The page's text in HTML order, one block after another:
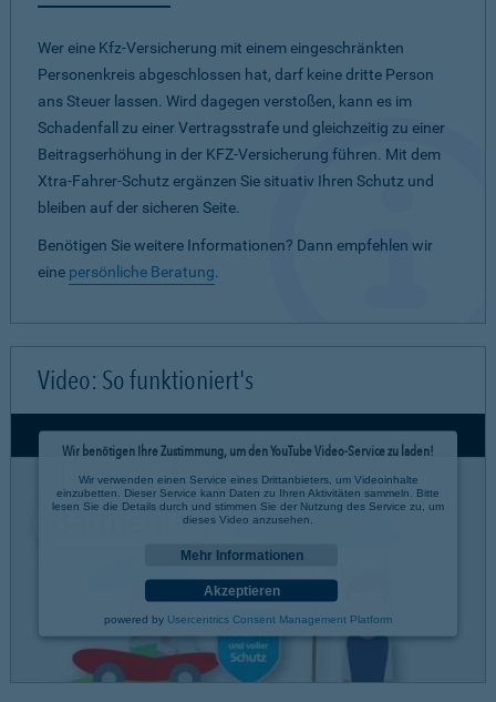
Wer eine Kfz-Versicherung mit einem eingeschränkten
Personenkreis abgeschlossen hat, darf keine dritte Person
ans Steuer lassen. Wird dagegen verstoßen, kann es im
Schadenfall zu einer Vertragsstrafe und gleichzeitig zu einer
Beitragserhöhung in der KFZ-Versicherung führen. Mit dem
Xtra-Fahrer-Schutz ergänzen Sie situativ Ihren Schutz und
bleiben auf der sicheren Seite.
Benötigen Sie weitere Informationen? Dann empfehlen wir
eine persönliche Beratung.
Video: So funktioniert's
Wir benötigen Ihre Zustimmung, um den YouTube Video-Service zu laden!
Wir verwenden einen Service eines Drittanbieters, um Videoinhalte
einzubetten. Dieser Service kann Daten zu Ihren Aktivitäten sammeln. Bitte
lesen Sie die Details durch und stimmen Sie der Nutzung des Service zu, um
dieses Video anzusehen.
Mehr Informationen
Akzeptieren
powered by Usercentrics Consent Management Platform